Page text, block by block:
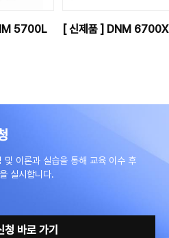
5700L [ 신제품 ] DNM
및 이론과 실습을 통해 교육 이수 후
실시합니다.
청 바로 가기